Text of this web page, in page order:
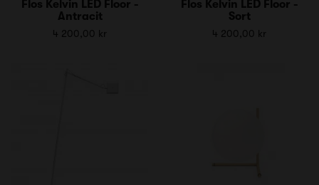
Flos Kelvin LED Floor -
Antracit
4 200,00 kr
Flos Kelvin LED Floor -
Sort
4 200,00 kr